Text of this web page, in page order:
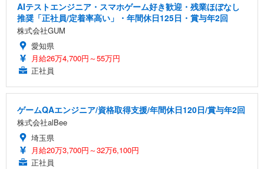
AIテストエンジニア・スマホゲーム好き歓迎・残業ほぼなし
推奨「正社員/定着率高い」・年間休日125日・賞与年2回
株式会社GUM
愛知県
月給26万4,700円～55万円
正社員
ゲームQAエンジニア/資格取得支援/年間休日120日/賞与年2回
株式会社alBee
埼玉県
月給20万3,700円～32万6,100円
正社員